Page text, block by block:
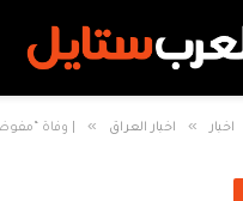
اخبار » اخبار العراق » | وفاة